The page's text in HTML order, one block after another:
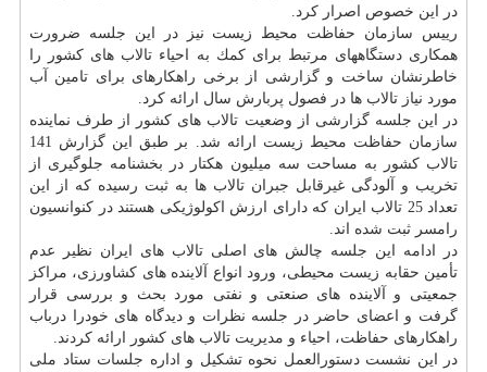
در این خصوص اصرار كرد.
رییس سازمان حفاظت محیط زیست نیز در این جلسه ضرورت
همكاری دستگاههای مرتبط برای كمك به احیاء تالاب های كشور را
خاطرنشان ساخت و گزارشی از برخی راهكارهای برای تامین آب
مورد نیاز تالاب ها در فصول پربارش سال ارائه كرد.
در این جلسه گزارشی از وضعیت تالاب های كشور از طرف نماینده
سازمان حفاظت محیط زیست ارائه شد. بر طبق این گزارش 141
تالاب كشور به مساحت سه میلیون هكتار در بخشنامه جلوگیری از
تخریب و آلودگی غیرقابل جبران تالاب ها به ثبت رسیده كه از این
تعداد 25 تالاب ایران كه دارای ارزش اكولوژیكی هستند در كنوانسیون
رامسر ثبت شده اند.
در ادامه این جلسه چالش های اصلی تالاب های ایران نظیر عدم
تأمین حقابه زیست محیطی، ورود انواع آلاینده های كشاورزی، مراكز
جمعیتی و آلاینده های صنعتی و نفتی مورد بحث و بررسی قرار
گرفت و اعضای حاضر در جلسه نظرات و دیدگاه های خودرا درباب
راهكارهای حفاظت، احیاء و مدیریت تالاب های كشور ارائه كردند.
در این نشست دستورالعمل نحوه تشكیل و اداره جلسات ستاد ملی